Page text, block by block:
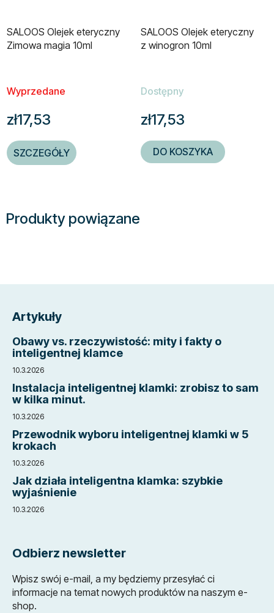
Produkty powiązane
SALOOS Olejek eteryczny
Zimowa magia 10ml
Wyprzedane
zł17,53
SZCZEGÓŁY
SALOOS Olejek eteryczny
z winogron 10ml
Dostępny
zł17,53
DO KOSZYKA
Artykuły
Obawy vs. rzeczywistość: mity i fakty o
inteligentnej klamce
10.3.2026
Instalacja inteligentnej klamki: zrobisz to sam
w kilka minut.
10.3.2026
Przewodnik wyboru inteligentnej klamki w 5
krokach
10.3.2026
Jak działa inteligentna klamka: szybkie
wyjaśnienie
10.3.2026
Odbierz newsletter
Wpisz swój e-mail, a my będziemy przesyłać ci
informacje na temat nowych produktów na naszym e-
shop.